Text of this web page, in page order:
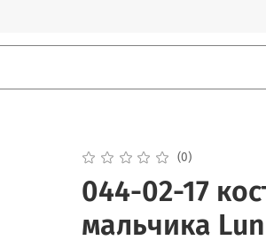
(0)
044-02-17
мальчика